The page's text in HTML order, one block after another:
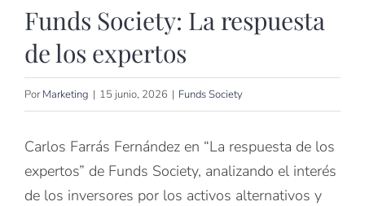
Funds Society: La respuesta
de los expertos
PorMarketing | 15 junio, 2026 | Funds Society
Carlos Farrás Fernández en “La respuesta de los
expertos” de Funds Society, analizando el interés
de los inversores por los activos alternativos y